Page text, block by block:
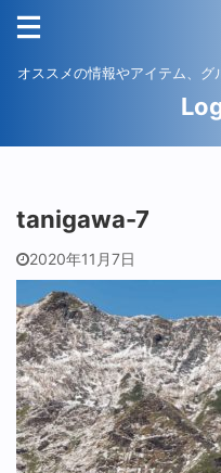
オススメの情報やアイテム、グ
tanigawa-7
2020年11月7日